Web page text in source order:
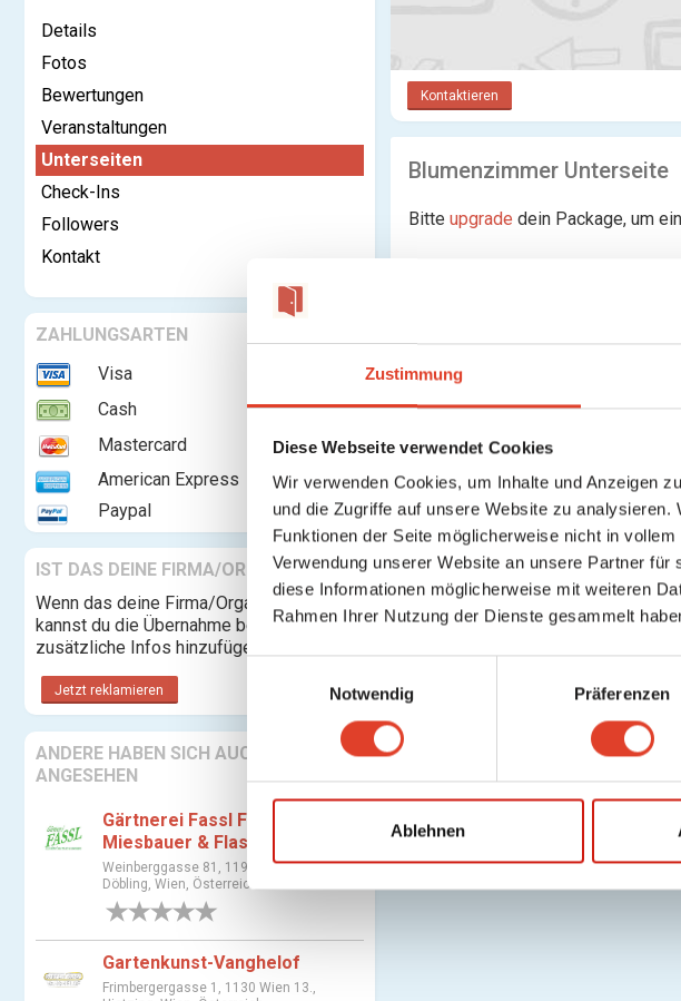
Zustimmung
Diese Webseite verwendet Cookies
Wir verwenden Cookies, um Inhalte und Anzeigen
und die Zugriffe auf unsere Website zu
Funktionen der Seite möglicherweise nicht in
Verwendung unserer Website an unsere Partner
diese Informationen möglicherweise mit weiteren
Rahmen Ihrer Nutzung der Dienste gesammelt
n
w
g
g
s
Notwendig Präferenzen
Ablehnen
Details
Fotos
Bewertungen
Veranstaltungen
Unterseiten
Check-Ins
Followers
Kontakt
ZAHLUNGSARTEN
Visa
Cash
Mastercard
American Express
Paypal
IST DAS DEINE FIRMA/ORGANISATION?
Wenn das deine Firma/Organisation ist,
kannst du die Übernahme beantragen und
zusätzliche Infos hinzufügen.
Jetzt reklamieren
ANDERE HABEN SICH AUCH
ANGESEHEN
Gärtnerei Fassl Fenz-
Miesbauer & Flaschberger
Weinberggasse 81, 1190 Wien 19.,
Döbling, Wien, Österreich
Gartenkunst-Vanghelof
Frimbergergasse 1, 1130 Wien 13.,
Kontaktieren
Blumenzimmer Unterseite
Bitte upgrade dein Package, um